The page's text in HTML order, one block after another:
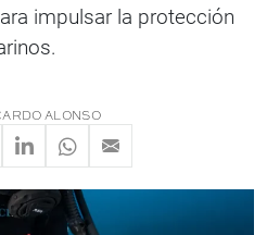
impulsar la protección
ALONSO